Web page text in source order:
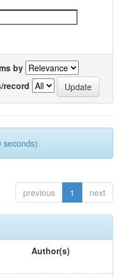
by
record
seconds).
previous 1 next
Author(s)